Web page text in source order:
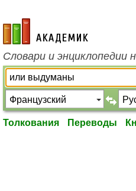
academic.ru
Словари и энциклопедии
Толкования Переводы